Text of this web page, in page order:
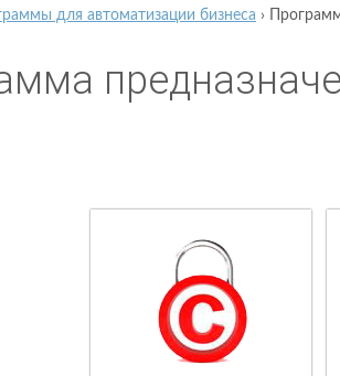
для автоматизации бизнеса ›